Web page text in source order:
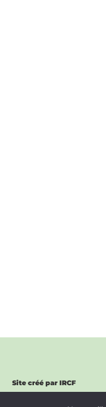
Site créé par IRCF